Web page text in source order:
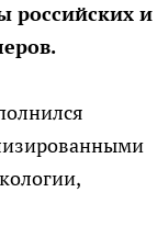
российских и